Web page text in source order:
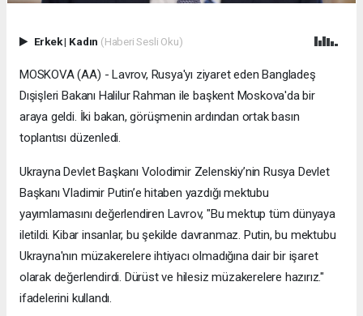
Erkek| Kadın (Haberi Sesli Oku)
MOSKOVA (AA) - Lavrov, Rusya'yı ziyaret eden Bangladeş
Dışişleri Bakanı Halilur Rahman ile başkent Moskova'da bir
araya geldi. İki bakan, görüşmenin ardından ortak basın
toplantısı düzenledi.
Ukrayna Devlet Başkanı Volodimir Zelenskiy’nin Rusya Devlet
Başkanı Vladimir Putin’e hitaben yazdığı mektubu
yayımlamasını değerlendiren Lavrov, "Bu mektup tüm dünyaya
iletildi. Kibar insanlar, bu şekilde davranmaz. Putin, bu mektubu
Ukrayna'nın müzakerelere ihtiyacı olmadığına dair bir işaret
olarak değerlendirdi. Dürüst ve hilesiz müzakerelere hazırız."
ifadelerini kullandı.